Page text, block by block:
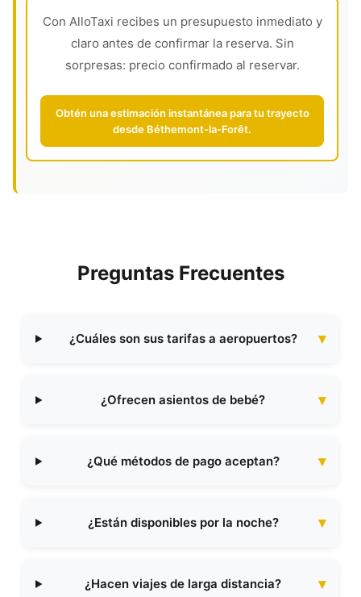
Con AlloTaxi recibes un presupuesto inmediato y
claro antes de confirmar la reserva. Sin
sorpresas: precio confirmado al reservar.
Obtén una estimación instantánea para tu trayecto
desde Béthemont-la-Forêt.
Preguntas Frecuentes
¿Cuáles son sus tarifas a aeropuertos?
¿Ofrecen asientos de bebé?
¿Qué métodos de pago aceptan?
¿Están disponibles por la noche?
¿Hacen viajes de larga distancia?